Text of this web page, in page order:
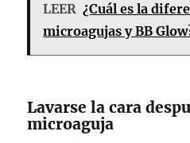
LEER ¿Cuál es la
microagujas y BB
Lavarse la cara
microaguja